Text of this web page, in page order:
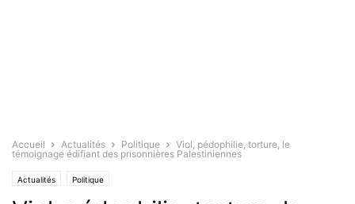
Accueil Actualités Politique
Viol, pédophilie, torture, le
témoignage édifiant des prisonnières Palestiniennes
Actualités Politique